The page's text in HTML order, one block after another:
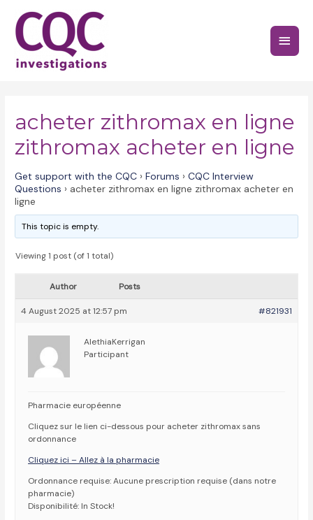
content
Main
acheter zithromax en ligne
zithromax acheter en ligne
Get support with the CQC › Forums › CQC Interview
Questions › acheter zithromax en ligne zithromax acheter en
ligne
This topic is empty.
Viewing 1 post (of 1 total)
Author Posts
4 August 2025 at 12:57 pm #821931
AlethiaKerrigan
Participant
Pharmacie européenne
Cliquez sur le lien ci-dessous pour acheter zithromax sans
ordonnance
Cliquez ici – Allez à la pharmacie
Ordonnance requise: Aucune prescription requise (dans notre
pharmacie)
Disponibilité: In Stock!